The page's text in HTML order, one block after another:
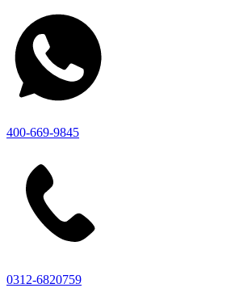
400-669-9845
0312-6820759